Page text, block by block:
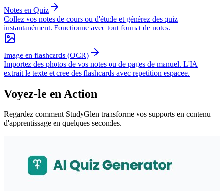
Notes en Quiz
Collez vos notes de cours ou d'étude et générez des quiz
instantanément. Fonctionne avec tout format de notes.
Image en flashcards (OCR)
Importez des photos de vos notes ou de pages de manuel. L'IA
extrait le texte et cree des flashcards avec repetition espacee.
Voyez-le en Action
Regardez comment StudyGlen transforme vos supports en contenu
d'apprentissage en quelques secondes.